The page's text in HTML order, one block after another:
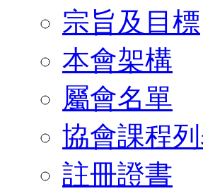
宗旨及目標
本會架構
屬會名單
協會課程
註冊證書